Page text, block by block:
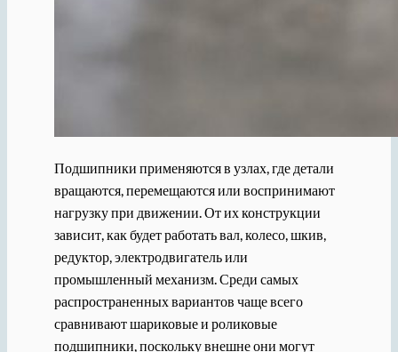
Подшипники применяются в узлах, где детали
вращаются, перемещаются или воспринимают
нагрузку при движении. От их конструкции
зависит, как будет работать вал, колесо, шкив,
редуктор, электродвигатель или
промышленный механизм. Среди самых
распространенных вариантов чаще всего
сравнивают шариковые и роликовые
подшипники, поскольку внешне они могут